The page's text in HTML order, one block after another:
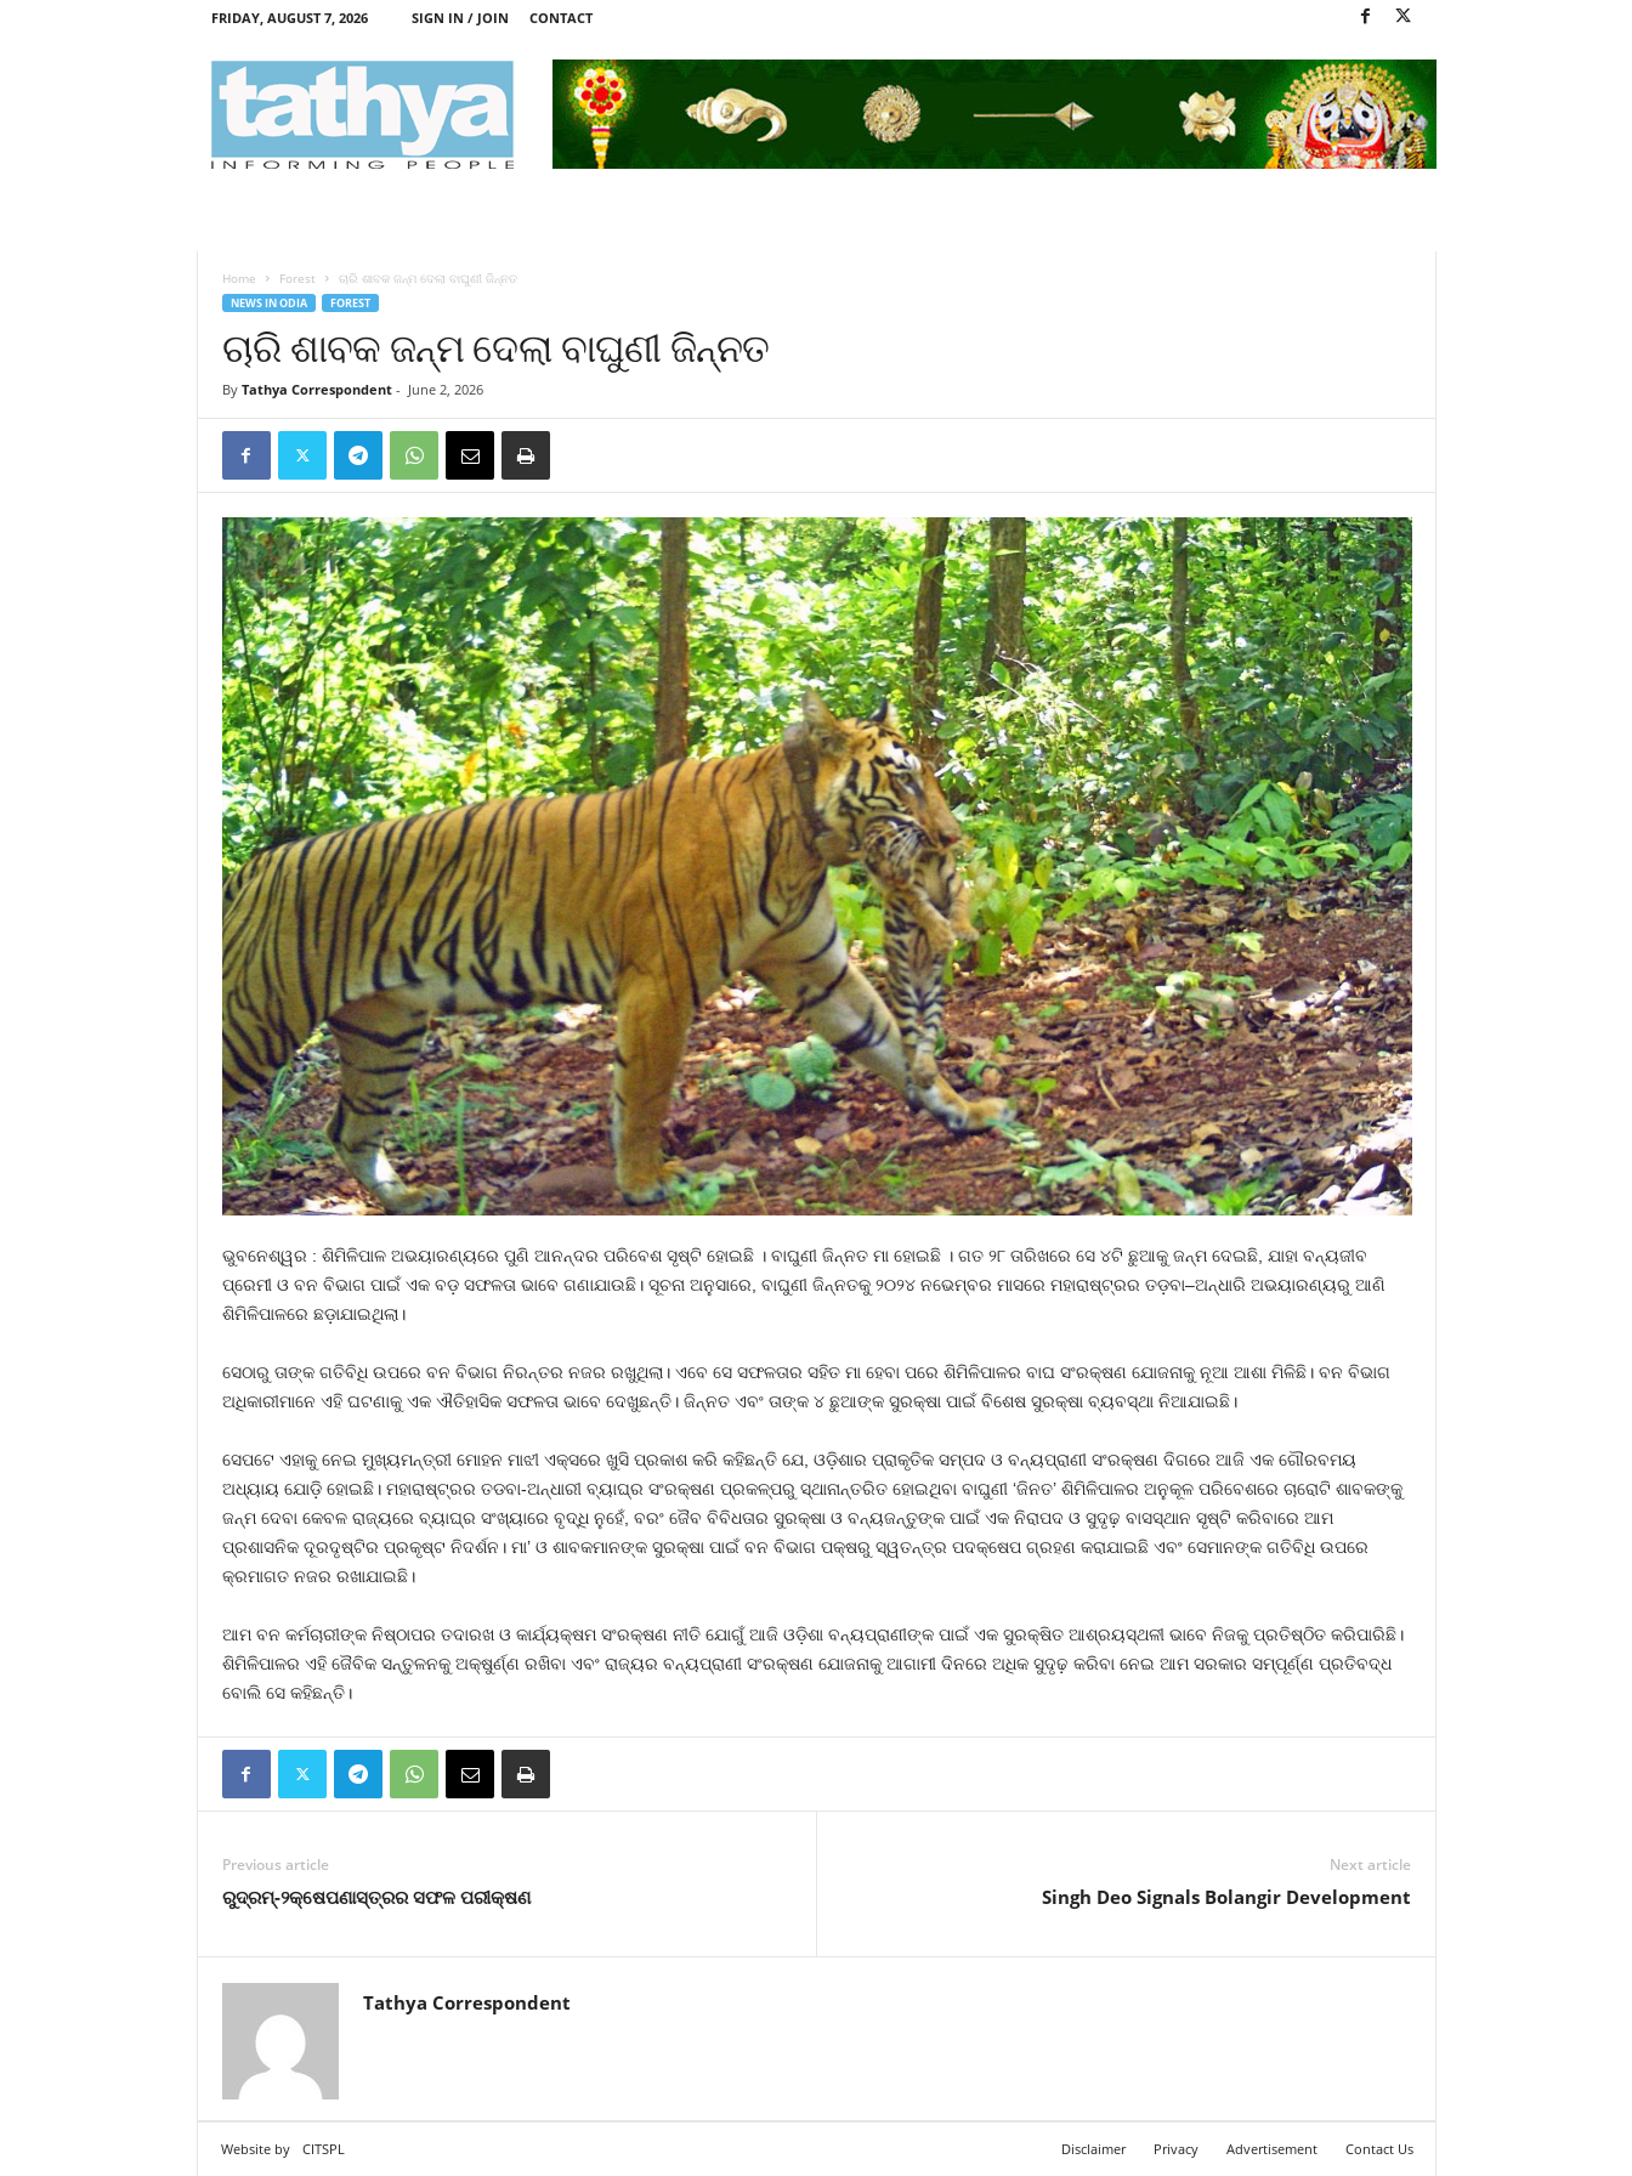
FRIDAY, AUGUST 7, 2026 SIGN IN / JOIN CONTACT
Home Forest ଚାରି ଶାବକ ଜନ୍ମ ଦେଲା ବାଘୁଣୀ ଜିନ୍ନତ
NEWS IN ODIA FOREST
ଚାରି ଶାବକ ଜନ୍ମ ଦେଲା ବାଘୁଣୀ ଜିନ୍ନତ
By Tathya Correspondent- June 2, 2026
ଭୁବନେଶ୍ୱର : ଶିମିଳିପାଳ ଅଭୟାରଣ୍ୟରେ ପୁଣି ଆନନ୍ଦର ପରିବେଶ ସୃଷ୍ଟି ହୋଇଛି । ବାଘୁଣୀ ଜିନ୍ନତ ମା ହୋଇଛି । ଗତ ୨୮ ତାରିଖରେ ସେ ୪ଟି ଛୁଆକୁ ଜନ୍ମ ଦେଇଛି, ଯାହା ବନ୍ୟଜୀବ
ପ୍ରେମୀ ଓ ବନ ବିଭାଗ ପାଇଁ ଏକ ବଡ଼ ସଫଳତା ଭାବେ ଗଣାଯାଉଛି। ସୂଚନା ଅନୁସାରେ, ବାଘୁଣୀ ଜିନ୍ନତକୁ ୨୦୨୪ ନଭେମ୍ବର ମାସରେ ମହାରାଷ୍ଟ୍ରର ତଡ଼ବା–ଅନ୍ଧାରି ଅଭୟାରଣ୍ୟରୁ ଆଣି
ଶିମିଳିପାଳରେ ଛଡ଼ାଯାଇଥିଲା।
ସେଠାରୁ ତାଙ୍କ ଗତିବିଧି ଉପରେ ବନ ବିଭାଗ ନିରନ୍ତର ନଜର ରଖୁଥିଲା। ଏବେ ସେ ସଫଳତାର ସହିତ ମା ହେବା ପରେ ଶିମିଳିପାଳର ବାଘ ସଂରକ୍ଷଣ ଯୋଜନାକୁ ନୂଆ ଆଶା ମିଳିଛି। ବନ ବିଭାଗ
ଅଧିକାରୀମାନେ ଏହି ଘଟଣାକୁ ଏକ ଐତିହାସିକ ସଫଳତା ଭାବେ ଦେଖୁଛନ୍ତି। ଜିନ୍ନତ ଏବଂ ତାଙ୍କ ୪ ଛୁଆଙ୍କ ସୁରକ୍ଷା ପାଇଁ ବିଶେଷ ସୁରକ୍ଷା ବ୍ୟବସ୍ଥା ନିଆଯାଇଛି।
ସେପଟେ ଏହାକୁ ନେଇ ମୁଖ୍ୟମନ୍ତ୍ରୀ ମୋହନ ମାଝୀ ଏକ୍ସରେ ଖୁସି ପ୍ରକାଶ କରି କହିଛନ୍ତି ଯେ, ଓଡ଼ିଶାର ପ୍ରାକୃତିକ ସମ୍ପଦ ଓ ବନ୍ୟପ୍ରାଣୀ ସଂରକ୍ଷଣ ଦିଗରେ ଆଜି ଏକ ଗୌରବମୟ
ଅଧ୍ୟାୟ ଯୋଡ଼ି ହୋଇଛି। ମହାରାଷ୍ଟ୍ରର ତଡବା-ଅନ୍ଧାରୀ ବ୍ୟାଘ୍ର ସଂରକ୍ଷଣ ପ୍ରକଳ୍ପରୁ ସ୍ଥାନାନ୍ତରିତ ହୋଇଥିବା ବାଘୁଣୀ ‘ଜିନତ’ ଶିମିଳିପାଳର ଅନୁକୂଳ ପରିବେଶରେ ଚାରୋଟି ଶାବକଙ୍କୁ
ଜନ୍ମ ଦେବା କେବଳ ରାଜ୍ୟରେ ବ୍ୟାଘ୍ର ସଂଖ୍ୟାରେ ବୃଦ୍ଧି ନୁହେଁ, ବରଂ ଜୈବ ବିବିଧତାର ସୁରକ୍ଷା ଓ ବନ୍ୟଜନ୍ତୁଙ୍କ ପାଇଁ ଏକ ନିରାପଦ ଓ ସୁଦୃଢ଼ ବାସସ୍ଥାନ ସୃଷ୍ଟି କରିବାରେ ଆମ
ପ୍ରଶାସନିକ ଦୂରଦୃଷ୍ଟିର ପ୍ରକୃଷ୍ଟ ନିଦର୍ଶନ। ମା’ ଓ ଶାବକମାନଙ୍କ ସୁରକ୍ଷା ପାଇଁ ବନ ବିଭାଗ ପକ୍ଷରୁ ସ୍ୱତନ୍ତ୍ର ପଦକ୍ଷେପ ଗ୍ରହଣ କରାଯାଇଛି ଏବଂ ସେମାନଙ୍କ ଗତିବିଧି ଉପରେ
କ୍ରମାଗତ ନଜର ରଖାଯାଇଛି।
ଆମ ବନ କର୍ମଚାରୀଙ୍କ ନିଷ୍ଠାପର ତଦାରଖ ଓ କାର୍ଯ୍ୟକ୍ଷମ ସଂରକ୍ଷଣ ନୀତି ଯୋଗୁଁ ଆଜି ଓଡ଼ିଶା ବନ୍ୟପ୍ରାଣୀଙ୍କ ପାଇଁ ଏକ ସୁରକ୍ଷିତ ଆଶ୍ରୟସ୍ଥଳୀ ଭାବେ ନିଜକୁ ପ୍ରତିଷ୍ଠିତ କରିପାରିଛି।
ଶିମିଳିପାଳର ଏହି ଜୈବିକ ସନ୍ତୁଳନକୁ ଅକ୍ଷୁର୍ଣ୍ଣ ରଖିବା ଏବଂ ରାଜ୍ୟର ବନ୍ୟପ୍ରାଣୀ ସଂରକ୍ଷଣ ଯୋଜନାକୁ ଆଗାମୀ ଦିନରେ ଅଧିକ ସୁଦୃଢ଼ କରିବା ନେଇ ଆମ ସରକାର ସମ୍ପୂର୍ଣ୍ଣ ପ୍ରତିବଦ୍ଧ
ବୋଲି ସେ କହିଛନ୍ତି।
Previous article
ରୁଦ୍ରମ୍-୨କ୍ଷେପଣାସ୍ତ୍ରର ସଫଳ ପରୀକ୍ଷଣ
Next article
Singh Deo Signals Bolangir Development
Tathya Correspondent
Disclaimer Privacy Advertisement Contact Us
Website by CITSPL